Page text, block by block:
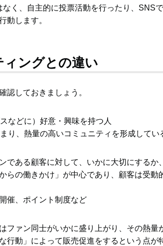
く、自主的に投票活動を行ったり、SNS
動します。
ングとの違い
認しておきましょう。
などに）好意・興味を持つ人
り、熱量の高いコミュニティを形成してい
である顧客に対して、いかに大切にするか
らの働きかけ」が中心であり、顧客は受動
催、ポイント制度など
ファン同士がいかに盛り上がり、その熱量
行動」によって販売促進をするという点が